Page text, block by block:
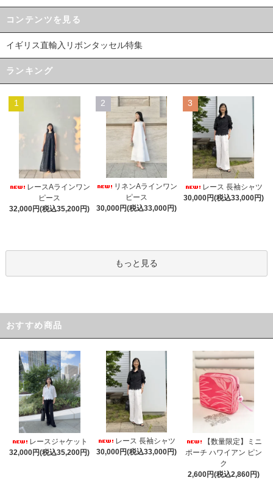
コンテンツを見る
イギリス直輸入リボンタッセル特集
ランキング
1
レースAラインワン
ピース
32,000円(税込35,200円)
2
リネンAラインワン
ピース
30,000円(税込33,000円)
3
レース 長袖シャツ
30,000円(税込33,000円)
もっと見る
おすすめ商品
レースジャケット
32,000円(税込35,200円)
レース 長袖シャツ
30,000円(税込33,000円)
【数量限定】ミニ
ポーチ ハワイアン ピン
ク
2,600円(税込2,860円)